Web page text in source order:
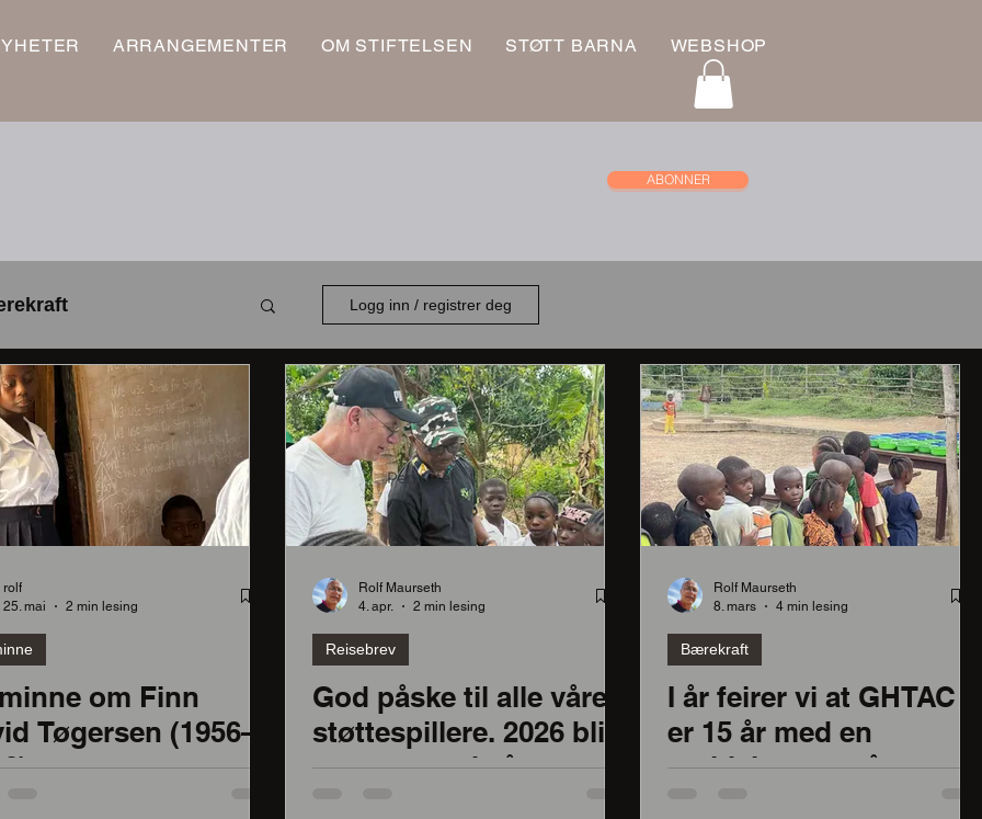
ARRANGEMENTER OM STIFTELSEN STØTT BARNA WEBSHOP
ABONNER
Ungdom Styret
Lærere
Logg inn / registrer deg
rolf
25. mai
2 min lesing
om Finn
Tøgersen (1956–
Rolf Maurseth
4. apr.
2 min lesing
Reisebrev
God påske til alle våre
støttespillere. 2026 blir
et spennende år.
Rolf Maurseth
8. mars
4 min lesing
Bærekraft
I år feirer vi at GHTAC
er 15 år med en
utvidelese av vår